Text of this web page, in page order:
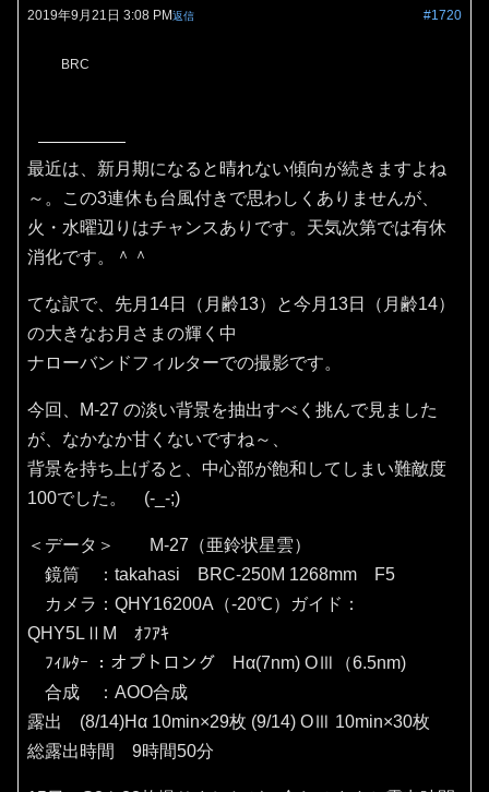
2019年9月21日 3:08 PM #1720
返信
BRC
最近は、新月期になると晴れない傾向が続きますよね
～。この3連休も台風付きで思わしくありませんが、
火・水曜辺りはチャンスありです。天気次第では有休
消化です。＾＾
てな訳で、先月14日（月齢13）と今月13日（月齢14）
の大きなお月さまの輝く中
ナローバンドフィルターでの撮影です。
今回、M-27 の淡い背景を抽出すべく挑んで見ました
が、なかなか甘くないですね～、
背景を持ち上げると、中心部が飽和してしまい難敵度
100でした。 (-_-;)
＜データ＞ M-27（亜鈴状星雲）
鏡筒 ：takahasi BRC-250M 1268mm F5
カメラ：QHY16200A（‐20℃）ガイド：
QHY5LⅡM ｵﾌｱｷ
ﾌｨﾙﾀｰ ：オプトロング Hα(7nm) OⅢ（6.5nm)
合成 ：AOO合成
露出 (8/14)Hα 10min×29枚 (9/14) OⅢ 10min×30枚
総露出時間 9時間50分